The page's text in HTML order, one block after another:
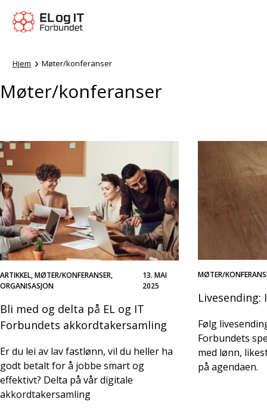
Hjem Møter/konferanser
Møter/konferanser
ARTIKKEL, MØTER/KONFERANSER,
ORGANISASJON
13. MAI
2025
Bli med og delta på EL og IT
Forbundets akkordtakersamling
Er du lei av lav fastlønn, vil du heller ha
godt betalt for å jobbe smart og
effektivt? Delta på vår digitale
akkordtakersamling
MØTER/
Livesending:
Følg
Forbundets
med lønn,
på agendaen.